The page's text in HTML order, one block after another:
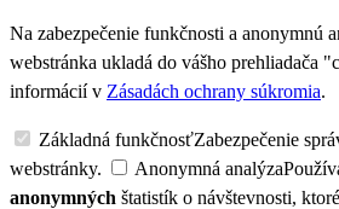
Na zabezpečenie funkčnosti a anonymnú
webstránka ukladá do vášho prehliadača
informácií v Zásadách ochrany súkromia.
Základná funkčnosťZabezpečenie
webstránky.
Anonymná analýza
anonymných štatistík o návštevnosti,